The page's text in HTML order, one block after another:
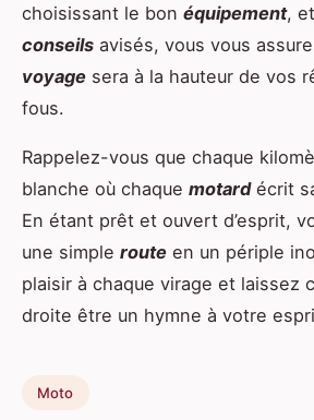
choisissant le bon équipement,
conseils avisés, vous vous
voyage sera à la hauteur de vos
fous.
Rappelez-vous que chaque
blanche où chaque motardécrit
En étant prêt et ouvert d’esprit,
une simple route en un périple
plaisir à chaque virage et laissez
droite être un hymne à votre
Moto